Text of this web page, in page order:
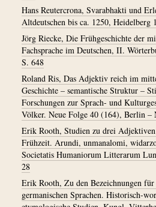
Hans Reutercrona, Svarabhakti und
Altdeutschen bis ca. 1250, Heidelberg
Jörg Riecke, Die Frühgeschichte der
Fachsprache im Deutschen, II.
S. 648
Roland Ris, Das Adjektiv reich im
Geschichte – semantische Struktur –
Forschungen zur Sprach- und
Völker. Neue Folge 40 (164), Berlin –
Erik Rooth, Studien zu drei Adjektiven
Frühzeit. Arundi, unmanalomi,
Societatis Humaniorum Litterarum
28
Erik Rooth, Zu den Bezeichnungen
germanischen Sprachen. Historisch-